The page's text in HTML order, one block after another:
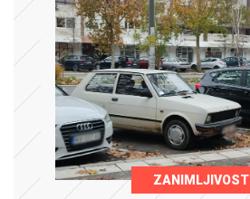
ZANIMLJIVOSTI